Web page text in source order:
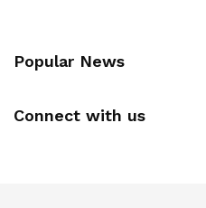
Popular News
Connect with us